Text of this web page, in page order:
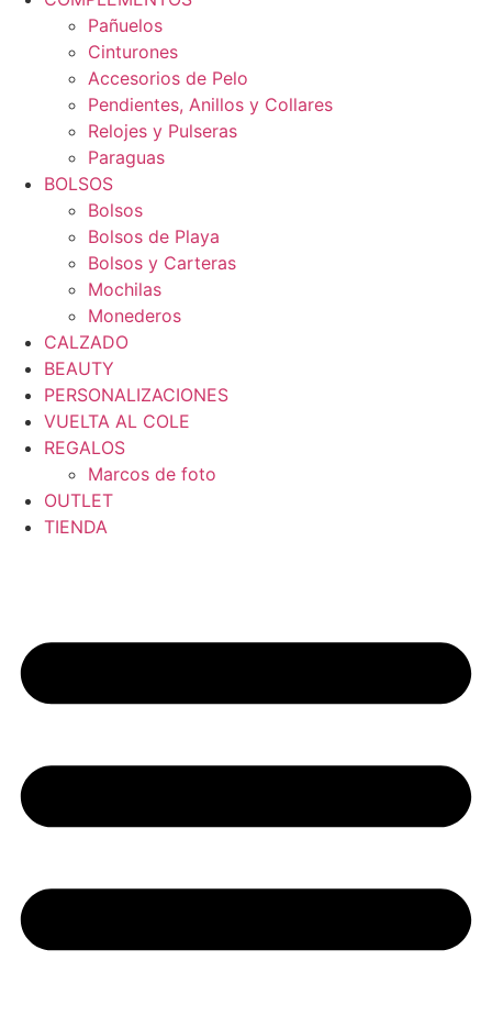
Pañuelos
Cinturones
Accesorios de Pelo
Pendientes, Anillos y Collares
Relojes y Pulseras
Paraguas
BOLSOS
Bolsos
Bolsos de Playa
Bolsos y Carteras
Mochilas
Monederos
CALZADO
BEAUTY
PERSONALIZACIONES
VUELTA AL COLE
REGALOS
Marcos de foto
OUTLET
TIENDA